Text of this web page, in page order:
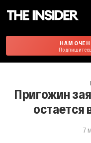
НАМ
Пригожин
остается
7